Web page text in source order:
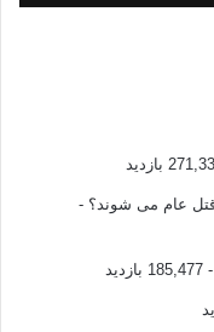
عام می شوند؟ -
- 185,477 بازدید